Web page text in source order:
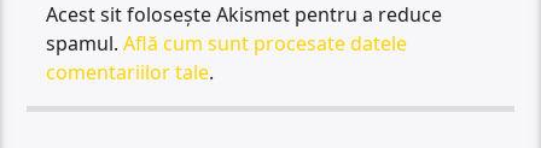
Acest sit folosește Akismet pentru a reduce
spamul.Află cum sunt procesate datele
comentariilor tale.